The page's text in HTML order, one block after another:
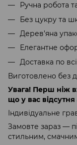
Ручна робота
Без цукру та
Дерев’яна
Елегантне
Доставка по
Виготовлено без
Увага! Перш ніж
що у вас
Індивідуальне
Замовте зараз —
стильним,